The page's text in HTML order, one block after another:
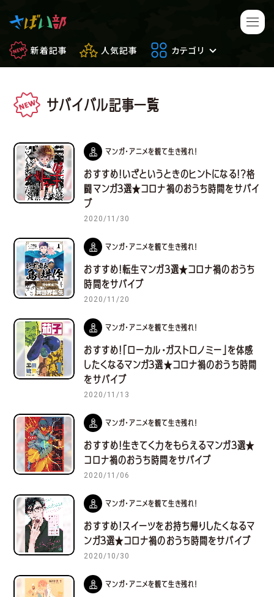
新着記事 人気記事 カテゴリ
マンガ・アニメ
ゲーム
もしもの場合 便利アイテム
サバイバルゲーム
フィールドレビュー やってみた
サバイバル記事一覧
マンガ・アニメを観て生き残れ！
おすすめ！いざというときのヒントになる！？格
闘マンガ３選★コロナ禍のおうち時間をサバイ
ブ
2020/11/30
マンガ・アニメを観て生き残れ！
おすすめ！転生マンガ３選★コロナ禍のおうち
時間をサバイブ
2020/11/20
マンガ・アニメを観て生き残れ！
おすすめ！「ローカル・ガストロノミー」を体感
したくなるマンガ３選★コロナ禍のおうち時間
をサバイブ
2020/11/13
マンガ・アニメを観て生き残れ！
おすすめ！生きてく力をもらえるマンガ３選★
コロナ禍のおうち時間をサバイブ
2020/11/06
マンガ・アニメを観て生き残れ！
おすすめ！スイーツをお持ち帰りしたくなるマ
ンガ３選★コロナ禍のおうち時間をサバイブ
2020/10/30
マンガ・アニメを観て生き残れ！